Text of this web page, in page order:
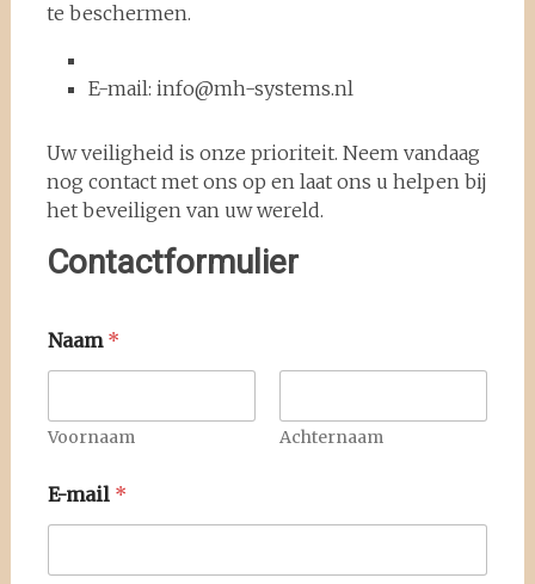
te beschermen.
E-mail: info@mh-systems.nl
Uw veiligheid is onze prioriteit. Neem vandaag
nog contact met ons op en laat ons u helpen bij
het beveiligen van uw wereld.
Contactformulier
Naam *
Voornaam Achternaam
E-mail *